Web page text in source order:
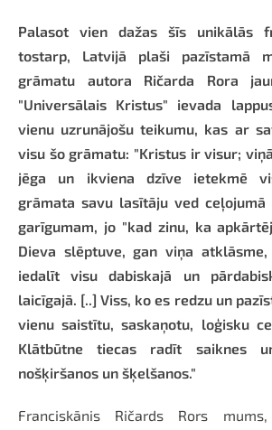
Palasot vien dažas šīs unikālās
tostarp, Latvijā plaši pazīstamā
grāmatu autora Ričarda Rora
"Universālais Kristus" ievada
vienu uzrunājošu teikumu, kas ar
visu šo grāmatu: "Kristus ir visur;
jēga un ikviena dzīve ietekmē
grāmata savu lasītāju ved
garīgumam, jo "kad zinu, ka
Dieva slēptuve, gan viņa
iedalīt visu dabiskajā un
laicīgajā. [..] Viss, ko es redzu un
vienu saistītu, saskaņotu, loģisku
Klātbūtne tiecas radīt saiknes
nošķiršanos un šķelšanos."
Franciskānis Ričards Rors